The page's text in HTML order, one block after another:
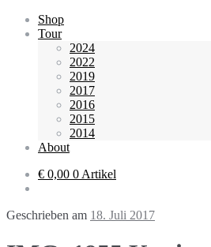
Shop
Tour
2024
2022
2019
2017
2016
2015
2014
About
€ 0,00 0 Artikel
Geschrieben am 18. Juli 2017